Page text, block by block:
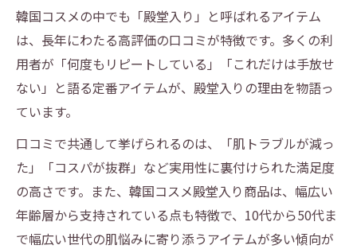
韓国コスメブランド一覧で現地限定を見つ
ける
高級感溢れる韓国コスメ現地限定の魅力を
紹介
殿堂入り韓国コスメの実際の評価ポイント
韓国コスメ殿堂入りブランドの評価基準と
は
韓国コスメの中でも「殿堂入り」と呼ばれるアイテム
は、長年にわたる高評価の口コミが特徴です。多くの利
用者が「何度もリピートしている」「これだけは手放せ
ない」と語る定番アイテムが、殿堂入りの理由を物語っ
ています。
口コミで共通して挙げられるのは、「肌トラブルが減っ
た」「コスパが抜群」など実用性に裏付けられた満足度
の高さです。また、韓国コスメ殿堂入り商品は、幅広い
年齢層から支持されている点も特徴で、10代から50代ま
で幅広い世代の肌悩みに寄り添うアイテムが多い傾向が